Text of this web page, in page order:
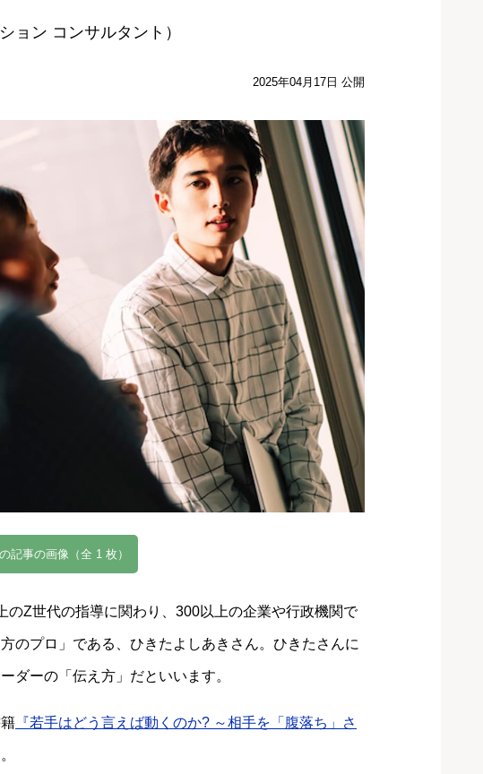
ョン コンサルタント）
2025年04月17日 公開
記事の画像（全 1 枚）
Z世代の指導に関わり、300以上の企業や行政機関で
のプロ」である、ひきたよしあきさん。ひきたさんに
ダーの「伝え方」だといいます。
『若手はどう言えば動くのか? ～相手を「腹落ち」さ